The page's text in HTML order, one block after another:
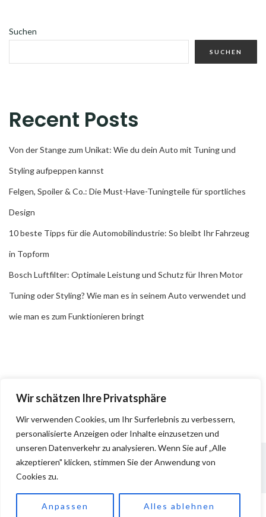
Wir schätzen Ihre Privatsphäre
Wir verwenden Cookies, um Ihr Surferlebnis zu verbessern,
personalisierte Anzeigen oder Inhalte einzusetzen und
unseren Datenverkehr zu analysieren. Wenn Sie auf „Alle
akzeptieren" klicken, stimmen Sie der Anwendung von
Cookies zu.
Anpassen Alles ablehnen
Suchen
SUCHEN
Recent Posts
Von der Stange zum Unikat: Wie du dein Auto mit Tuning und
Styling aufpeppen kannst
Felgen, Spoiler & Co.: Die Must-Have-Tuningteile für sportliches
Design
10 beste Tipps für die Automobilindustrie: So bleibt Ihr Fahrzeug
in Topform
Bosch Luftfilter: Optimale Leistung und Schutz für Ihren Motor
Tuning oder Styling? Wie man es in seinem Auto verwendet und
wie man es zum Funktionieren bringt